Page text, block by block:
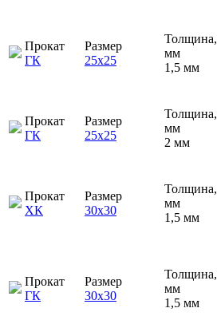
Прокат
ГК
Размер
25х25
Толщина,
мм
1,5 мм
Прокат
ГК
Размер
25х25
Толщина,
мм
2 мм
Прокат
ХК
Размер
30х30
Толщина,
мм
1,5 мм
Прокат
ГК
Размер
30х30
Толщина,
мм
1,5 мм